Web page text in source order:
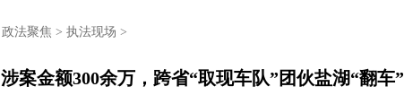
政法聚焦 > 执法现场 >
涉案金额300余万，跨省“取现车队”团伙盐湖“翻车”